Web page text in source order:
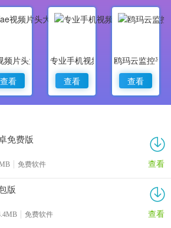
频片头大师
查看
专业手机视频监控
查看
鸥玛云监控平
查看
免费版
免费软件 查看
版
免费软件 查看